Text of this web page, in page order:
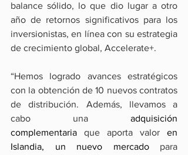
balance sólido, lo que dio lugar a otro
año de retornos significativos para los
inversionistas, en línea con su estrategia
de crecimiento global, Accelerate+.
“Hemos logrado avances estratégicos
con la obtención de 10 nuevos contratos
de distribución. Además, llevamos a
cabo una adquisición
complementaria que aporta valor en
Islandia, un nuevo mercado para